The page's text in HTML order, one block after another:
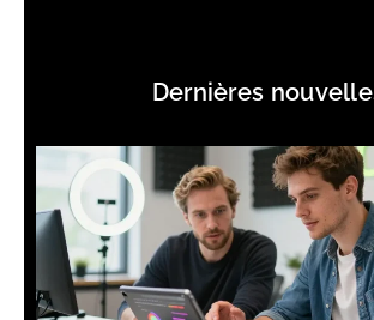
Dernières